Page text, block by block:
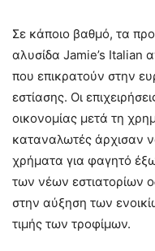
Σε κάποιο βαθμό, τα
αλυσίδα Jamie’s Italian
που επικρατούν στην
εστίασης. Οι
οικονομίας μετά τη
καταναλωτές άρχισαν
χρήματα για φαγητό
των νέων εστιατορίων
στην αύξηση των
τιμής των τροφίμων.